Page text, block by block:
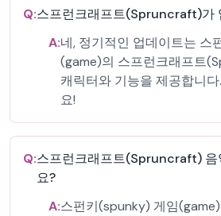
Q:스프런크래프트(Spruncraft)가
A:네, 정기적인 업데이트는 스
(game)의 스프런크래프트
캐릭터와 기능을 제공합니
요!
Q:스프런크래프트(Spruncraft) 음
요?
A:스펀키(spunky) 게임